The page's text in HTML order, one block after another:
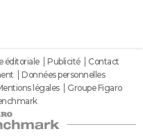
éditoriale Publicité
Contact
Données personnelles
légales
Groupe Figaro